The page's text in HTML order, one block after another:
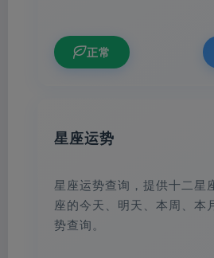
正常
星座运势
星座运势查询，提供十二星
座的今天、明天、本周、本
势查询。